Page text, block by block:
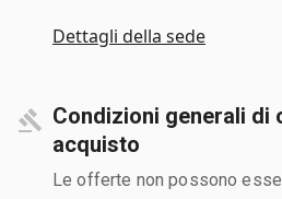
Dettagli della sede
Condizioni generali di
acquisto
Le offerte non possono